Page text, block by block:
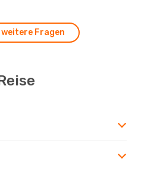
weitere Fragen